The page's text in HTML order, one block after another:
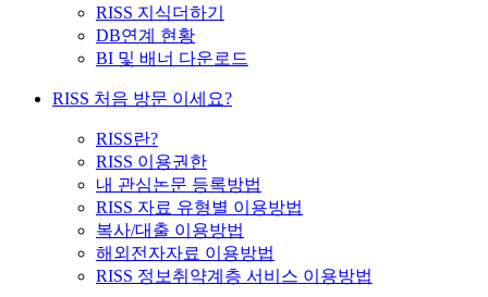
RISS 지식더하기
DB연계 현황
BI 및 배너 다운로드
RISS 처음 방문 이세요?
RISS란?
RISS 이용권한
내 관심논문 등록방법
RISS 자료 유형별 이용방법
복사/대출 이용방법
해외전자자료 이용방법
RISS 정보취약계층 서비스 이용방법